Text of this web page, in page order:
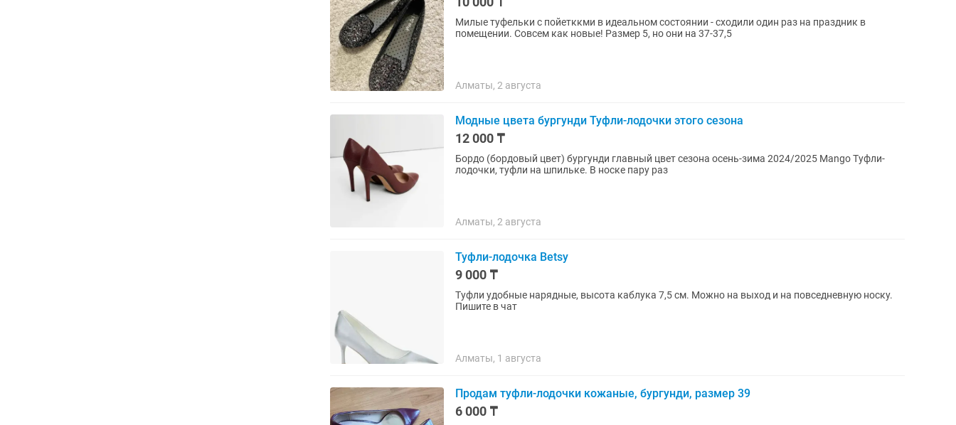
Милые туфельки с пойетккми в идеальном состоянии - сходили один раз на праздник в
помещении. Совсем как новые! Размер 5, но они на 37-37,5
Алматы, 2 августа
Модные цвета бургунди Туфли-лодочки этого сезона
12 000 ₸
Бордо (бордовый цвет) бургунди главный цвет сезона осень-зима 2024/2025 Mango Туфли-
лодочки, туфли на шпильке. В носке пару раз
Алматы, 2 августа
Туфли-лодочка Betsy
9 000 ₸
Туфли удобные нарядные, высота каблука 7,5 см. Можно на выход и на повседневную носку.
Пишите в чат
Алматы, 1 августа
Продам туфли-лодочки кожаные, бургунди, размер 39
6 000 ₸